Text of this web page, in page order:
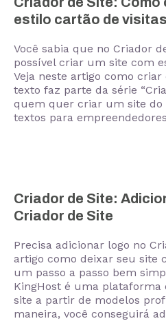
estilo cartão de visitas
Você sabia que no Criador
possível criar um site com
Veja neste artigo como
texto faz parte da série
quem quer criar um site do
textos para
Criador de Site:
Criador de Site
Precisa adicionar logo no
artigo como deixar seu site
um passo a passo bem
KingHost é uma plataforma
site a partir de modelos
maneira, você conseguirá